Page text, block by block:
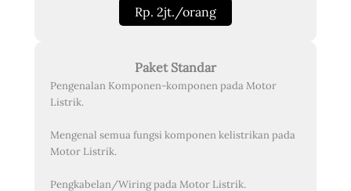
Rp. 2jt./orang
Paket Standar
Pengenalan Komponen-komponen pada Motor
Listrik.
Mengenal semua fungsi komponen kelistrikan pada
Motor Listrik.
Pengkabelan/Wiring pada Motor Listrik.